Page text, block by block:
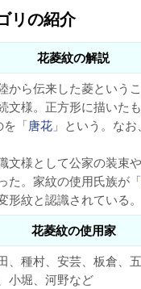
リの紹介
花菱紋の解説
から伝来した菱という
文様。正方形に描いた
を「唐花」という。な
文様として公家の装束
た。家紋の使用氏族が「
形紋と認識されている。
花菱紋の使用家
、種村、安芸、板倉、
小堀、河野など